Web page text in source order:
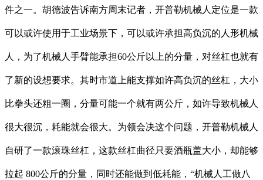
件之一。胡德波告诉南方周末记者，开普勒机械人定位是一款
可以或许使用于工业场景下，可以或许承担高负沉的人形机械
人，为了机械人手臂能承担60公斤以上的分量，对丝杠也就有
了新的设想要求。其时市道上能支撑如许高负沉的丝杠，大小
比拳头还粗一圈，分量可能一个就有两公斤，如许导致机械人
很大很沉，耗能就会很大。为领会决这个问题，开普勒机械人
自研了一款滚珠丝杠，这款丝杠曲径只要酒瓶盖大小，却能够
拉起 800公斤的分量，同时还能做到低耗能，“机械人工做八